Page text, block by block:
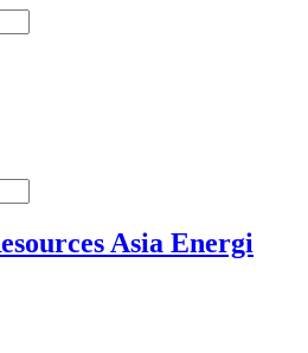
Asia Energi